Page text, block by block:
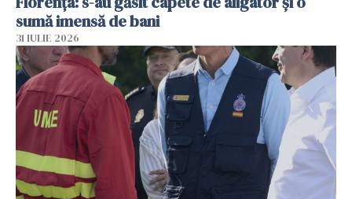
sumă imensă de bani
31 IULIE 2026